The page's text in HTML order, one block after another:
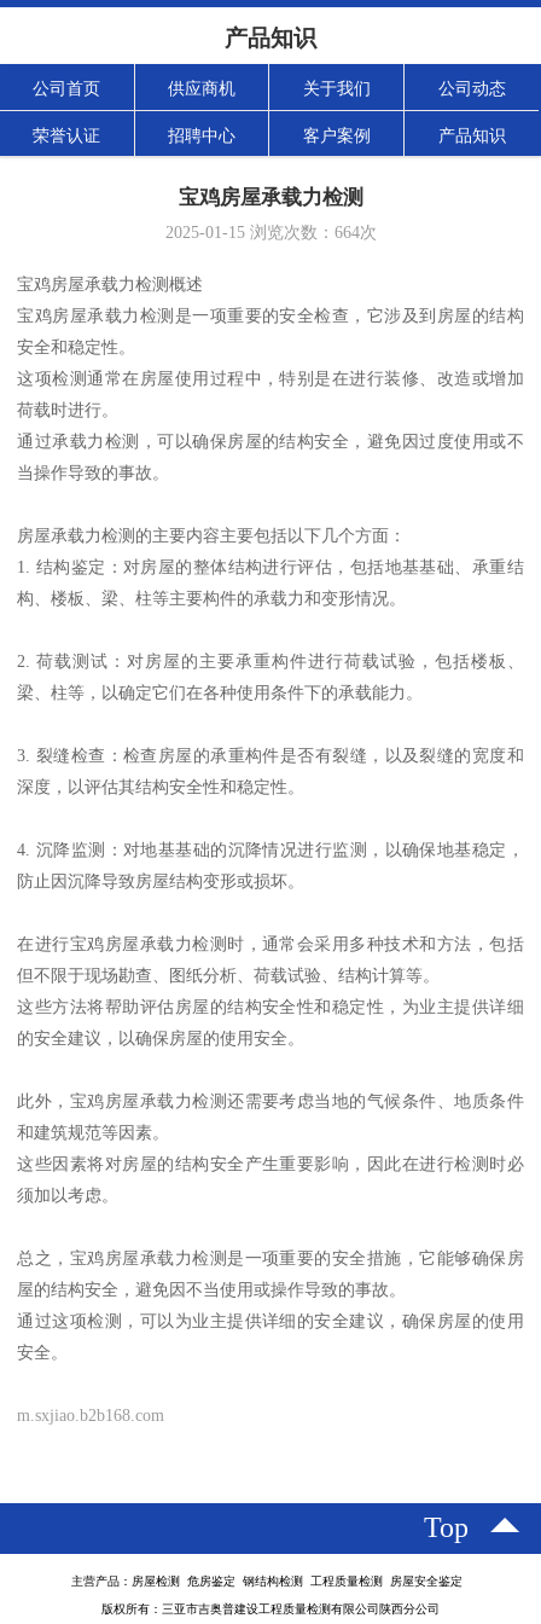
产品知识
公司首页 供应商机 关于我们 公司动态
荣誉认证 招聘中心 客户案例 产品知识
宝鸡房屋承载力检测
2025-01-15浏览次数： 664次
宝鸡房屋承载力检测概述
宝鸡房屋承载力检测是一项重要的安全检查，它涉及到房屋的结构
安全和稳定性。
这项检测通常在房屋使用过程中，特别是在进行装修、改造或增加
荷载时进行。
通过承载力检测，可以确保房屋的结构安全，避免因过度使用或不
当操作导致的事故。
房屋承载力检测的主要内容主要包括以下几个方面：
1. 结构鉴定：对房屋的整体结构进行评估，包括地基基础、承重结
构、楼板、梁、柱等主要构件的承载力和变形情况。
2. 荷载测试：对房屋的主要承重构件进行荷载试验，包括楼板、
梁、柱等，以确定它们在各种使用条件下的承载能力。
3. 裂缝检查：检查房屋的承重构件是否有裂缝，以及裂缝的宽度和
深度，以评估其结构安全性和稳定性。
4. 沉降监测：对地基基础的沉降情况进行监测，以确保地基稳定，
防止因沉降导致房屋结构变形或损坏。
在进行宝鸡房屋承载力检测时，通常会采用多种技术和方法，包括
但不限于现场勘查、图纸分析、荷载试验、结构计算等。
这些方法将帮助评估房屋的结构安全性和稳定性，为业主提供详细
的安全建议，以确保房屋的使用安全。
此外，宝鸡房屋承载力检测还需要考虑当地的气候条件、地质条件
和建筑规范等因素。
这些因素将对房屋的结构安全产生重要影响，因此在进行检测时必
须加以考虑。
总之，宝鸡房屋承载力检测是一项重要的安全措施，它能够确保房
屋的结构安全，避免因不当使用或操作导致的事故。
通过这项检测，可以为业主提供详细的安全建议，确保房屋的使用
安全。
m.sxjiao.b2b168.com
Top
主营产品：房屋检测 危房鉴定 钢结构检测 工程质量检测 房屋安全鉴定
版权所有：三亚市吉奥普建设工程质量检测有限公司陕西分公司